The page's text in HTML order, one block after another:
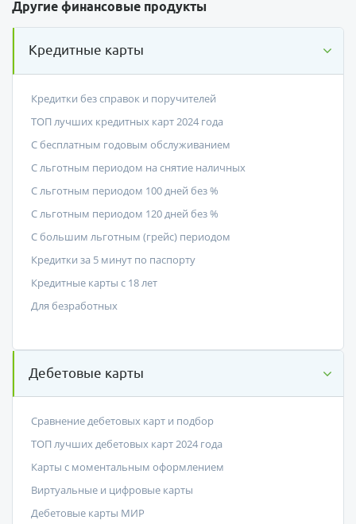
Другие финансовые продукты
Кредитные карты
Кредитки без справок и поручителей
ТОП лучших кредитных карт 2024 года
С бесплатным годовым обслуживанием
С льготным периодом на снятие наличных
С льготным периодом 100 дней без %
С льготным периодом 120 дней без %
С большим льготным (грейс) периодом
Кредитки за 5 минут по паспорту
Кредитные карты с 18 лет
Для безработных
Дебетовые карты
Сравнение дебетовых карт и подбор
ТОП лучших дебетовых карт 2024 года
Карты с моментальным оформлением
Виртуальные и цифровые карты
Дебетовые карты МИР